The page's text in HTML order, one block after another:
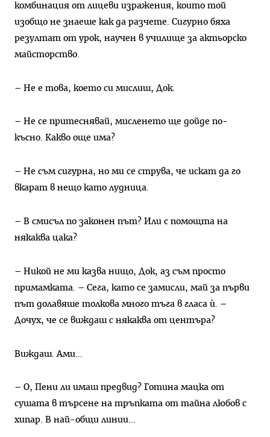
комбинация от лицеви изражения, които той
изобщо не знаеше как да разчете. Сигурно бяха
резултат от урок, научен в училище за актьорско
майсторство.
– Не е това, което си мислиш, Док.
– Не се притеснявай, мисленето ще дойде по-
късно. Какво още има?
– Не съм сигурна, но ми се струва, че искат да го
вкарат в нещо като лудница.
– В смисъл по законен път? Или с помощта на
някаква цака?
– Никой не ми казва нищо, Док, аз съм просто
примамката. – Сега, като се замисли, май за първи
път долавяше толкова много тъга в гласа ѝ. –
Дочух, че се виждаш с някаква от центъра?
Виждаш. Ами…
– О, Пени ли имаш предвид? Готина мацка от
сушата в търсене на тръпката от тайна любов с
хипар. В най-общи линии…